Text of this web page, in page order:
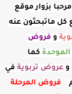
بزوار موقع
كل ماتبحثون عنه
و فروض
كما
وعروض تربوية في
فروض المرحلة